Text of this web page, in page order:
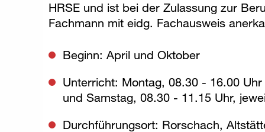
HRSE und ist bei der Zulassung zur
Fachmann mit eidg. Fachausweis
Beginn: April und Oktober
Unterricht: Montag, 08.30 - 16.00
und Samstag, 08.30 - 11.15 Uhr,
Durchführungsort: Rorschach,